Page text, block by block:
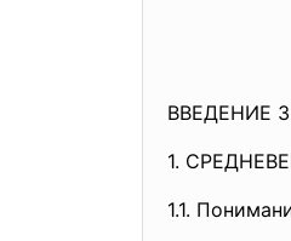
ВВЕДЕНИЕ 3
1.
1.1.